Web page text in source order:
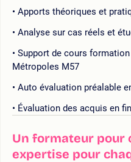
Apports théoriques et
Analyse sur cas réels et
Support de cours
Métropoles M57
Auto évaluation préalable
Évaluation des acquis en
Un formateur pour
expertise pour